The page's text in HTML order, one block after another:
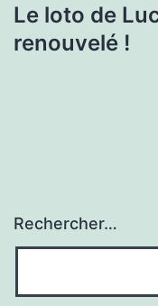
Le loto de
renouvelé !
Rechercher…